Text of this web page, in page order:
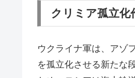
クリミア孤立化
ウクライナ軍は、アゾ
を孤立化させる新たな